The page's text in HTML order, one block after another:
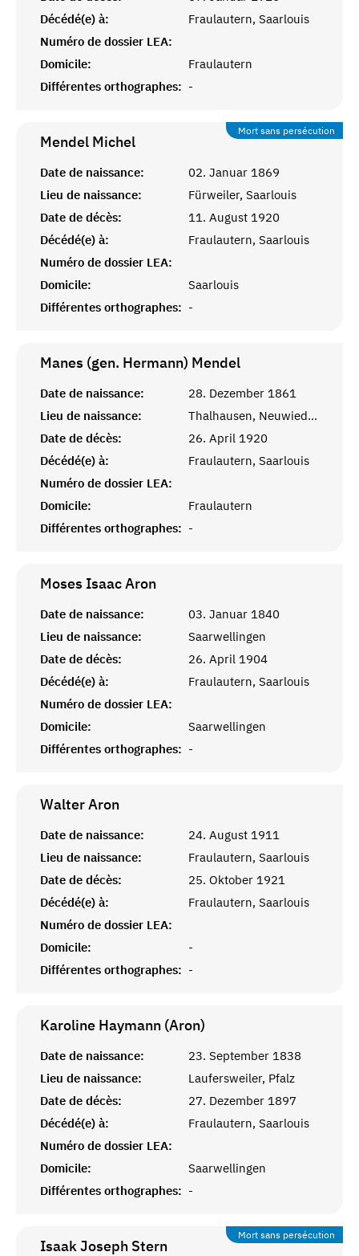
Décédé(e) à:
Fraulautern, Saarlouis
Numéro de dossier LEA:
Domicile:
Fraulautern
Différentes orthographes: -
Mort sans persécution
Mendel Michel
Date de naissance:
02. Januar 1869
Lieu de naissance:
Fürweiler, Saarlouis
Date de décès:
11. August 1920
Décédé(e) à:
Fraulautern, Saarlouis
Numéro de dossier LEA:
Domicile:
Saarlouis
Différentes orthographes: -
Manes (gen. Hermann) Mendel
Date de naissance:
28. Dezember 1861
Lieu de naissance:
Thalhausen, Neuwied, Pfalz
Date de décès:
26. April 1920
Décédé(e) à:
Fraulautern, Saarlouis
Numéro de dossier LEA:
Domicile:
Fraulautern
Différentes orthographes: -
Moses IsaacAron
Date de naissance:
03. Januar 1840
Lieu de naissance:
Saarwellingen
Date de décès:
26. April 1904
Décédé(e) à:
Fraulautern, Saarlouis
Numéro de dossier LEA:
Domicile:
Saarwellingen
Différentes orthographes: -
WalterAron
Date de naissance:
24. August 1911
Lieu de naissance:
Fraulautern, Saarlouis
Date de décès:
25. Oktober 1921
Décédé(e) à:
Fraulautern, Saarlouis
Numéro de dossier LEA:
Domicile:
-
Différentes orthographes: -
Karoline Haymann (Aron)
Date de naissance:
23. September 1838
Lieu de naissance:
Laufersweiler, Pfalz
Date de décès:
27. Dezember 1897
Décédé(e) à:
Fraulautern, Saarlouis
Numéro de dossier LEA:
Domicile:
Saarwellingen
Différentes orthographes: -
Mort sans persécution
Isaak Joseph Stern